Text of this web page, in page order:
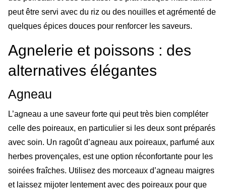
peut être servi avec du riz ou des nouilles et agrémenté de
quelques épices douces pour renforcer les saveurs.
Agnelerie et poissons : des
alternatives élégantes
Agneau
L’agneau a une saveur forte qui peut très bien compléter
celle des poireaux, en particulier si les deux sont préparés
avec soin. Un ragoût d’agneau aux poireaux, parfumé aux
herbes provençales, est une option réconfortante pour les
soirées fraîches. Utilisez des morceaux d’agneau maigres
et laissez mijoter lentement avec des poireaux pour que